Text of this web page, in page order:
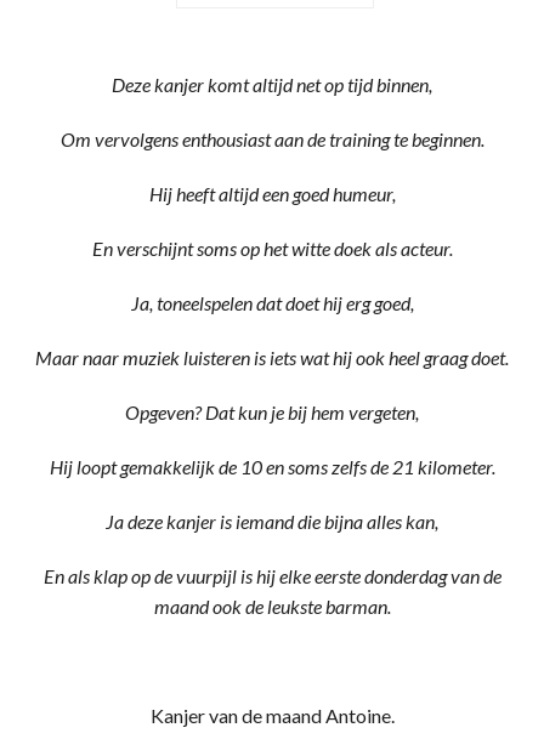
Deze kanjer komt altijd net op tijd binnen,
Om vervolgens enthousiast aan de training te beginnen.
Hij heeft altijd een goed humeur,
En verschijnt soms op het witte doek als acteur.
Ja, toneelspelen dat doet hij erg goed,
Maar naar muziek luisteren is iets wat hij ook heel graag doet.
Opgeven? Dat kun je bij hem vergeten,
Hij loopt gemakkelijk de 10 en soms zelfs de 21 kilometer.
Ja deze kanjer is iemand die bijna alles kan,
En als klap op de vuurpijl is hij elke eerste donderdag van de
maand ook de leukste barman.
Kanjer van de maand Antoine.